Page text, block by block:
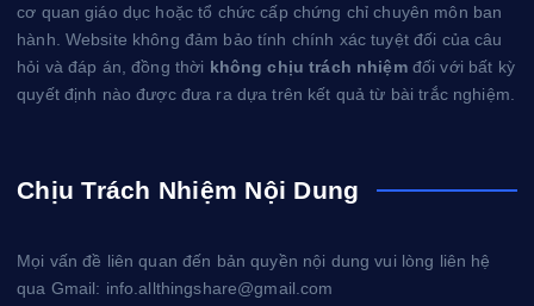
cơ quan giáo dục hoặc tổ chức cấp chứng chỉ chuyên môn ban
hành. Website không đảm bảo tính chính xác tuyệt đối của câu
hỏi và đáp án, đồng thời không chịu trách nhiệmđối với bất kỳ
quyết định nào được đưa ra dựa trên kết quả từ bài trắc nghiệm.
Chịu Trách Nhiệm Nội Dung
Mọi vấn đề liên quan đến bản quyền nội dung vui lòng liên hệ
qua Gmail: info.allthingshare@gmail.com